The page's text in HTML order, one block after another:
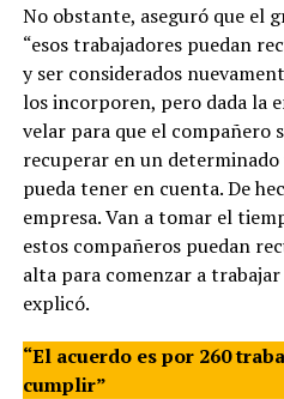
No obstante, aseguró que el
“esos trabajadores puedan
y ser considerados
los incorporen, pero dada la
velar para que el compañero
recuperar en un
pueda tener en cuenta. De
empresa. Van a tomar el
estos compañeros puedan
alta para comenzar a
explicó.
“El acuerdo es por 260
cumplir”